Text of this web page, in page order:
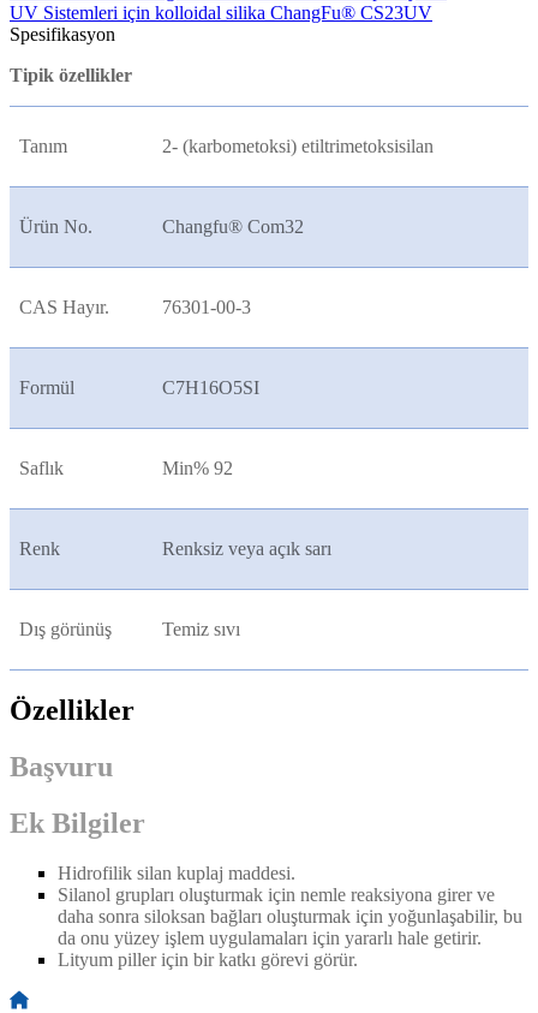
UV Sistemleri için kolloidal silika ChangFu® CS23UV
Spesifikasyon
Tipik özellikler
Tanım 2- (karbometoksi) etiltrimetoksisilan
Ürün No. Changfu® Com32
CAS Hayır. 76301-00-3
Formül C7H16O5SI
Saflık Min% 92
Renk Renksiz veya açık sarı
Dış görünüş Temiz sıvı
Özellikler
Başvuru
Ek Bilgiler
Hidrofilik silan kuplaj maddesi.
Silanol grupları oluşturmak için nemle reaksiyona girer ve
daha sonra siloksan bağları oluşturmak için yoğunlaşabilir, bu
da onu yüzey işlem uygulamaları için yararlı hale getirir.
Lityum piller için bir katkı görevi görür.